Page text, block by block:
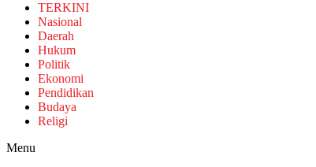
TERKINI
Nasional
Daerah
Hukum
Politik
Ekonomi
Pendidikan
Budaya
Religi
Menu